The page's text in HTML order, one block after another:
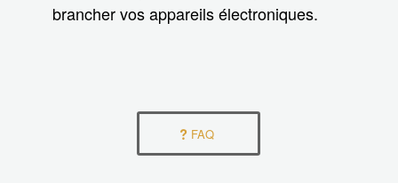
brancher vos appareils électroniques.
FAQ